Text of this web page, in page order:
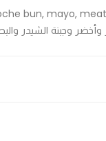
bun, mayo,